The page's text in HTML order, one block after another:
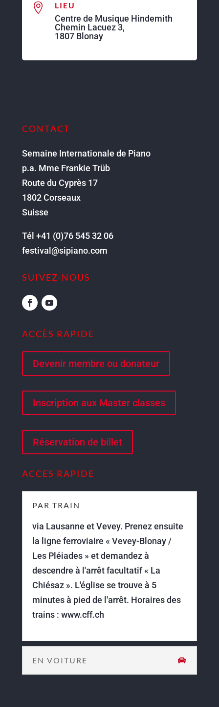
 LIEU
Centre de Musique Hindemith
Chemin Lacuez 3,
1807 Blonay
CONTACT
Semaine Internationale de Piano
p.a. Mme Frankie Trüb
Route du Cyprès 17
1802 Corseaux
Suisse
Tél +41 (0)76 545 32 06
festival@sipiano.com
SUIVEZ-NOUS
ACCÈS RAPIDE
Devenir membre ou donateur
Inscription aux Master classes
Réservation de billet
ACCES RAPIDE
PAR TRAIN
via Lausanne et Vevey. Prenez ensuite
la ligne ferroviaire « Vevey-Blonay /
Les Pléiades » et demandez à
descendre à l'arrêt facultatif « La
Chiésaz ». L'église se trouve à 5
minutes à pied de l'arrêt. Horaires des
trains : www.cff.ch
EN VOITURE